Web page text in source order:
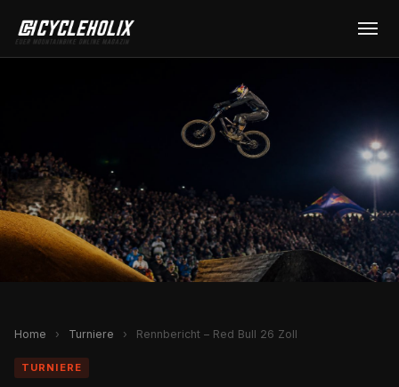
Home › Turniere › Rennbericht – Red Bull 26 Zoll
TURNIERE